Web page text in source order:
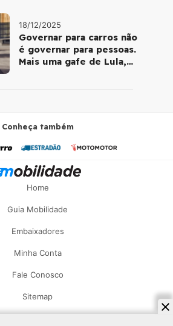
18/12/2025
Governar para carros não
é governar para pessoas.
Mais uma gafe de Lula,
Conheça também
Home
Guia Mobilidade
Embaixadores
Minha Conta
Fale Conosco
Sitemap